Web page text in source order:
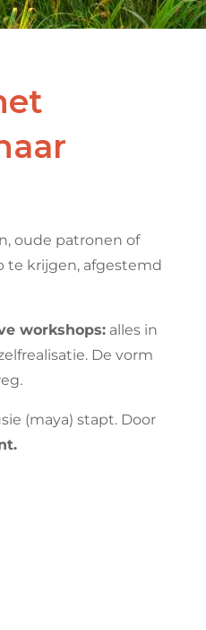
oude patronen of
te krijgen, afgestemd
workshops: alles in
De vorm
(maya) stapt. Door